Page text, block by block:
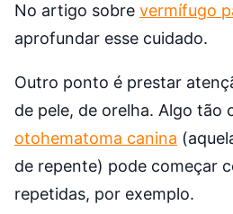
No artigo sobre vermífugo
aprofundar esse cuidado.
Outro ponto é prestar
de pele, de orelha. Algo tão
otohematoma canina
de repente) pode começar
repetidas, por exemplo.